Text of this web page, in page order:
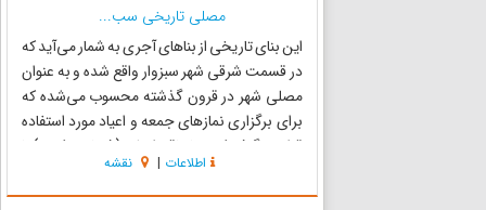
مصلی تاریخی سب...
این بنای تاریخی از بنا‌های آجری به شمار می‌آید که
در قسمت شرقی شهر سبزوار واقع شده و به عنوان
مصلی شهر در قرون گذشته محسوب می‌شده که
برای برگزاری نمازهای جمعه و اعیاد مورد استفاده
قرار می‌گرفته که چهارتاقی اصلی ( فضای مرکزی ) با
گنبدی بر فراز آن و ایوانی بزرگ در جلوی بنا را شامل
می‌شود...
اطلاعات | نقشه